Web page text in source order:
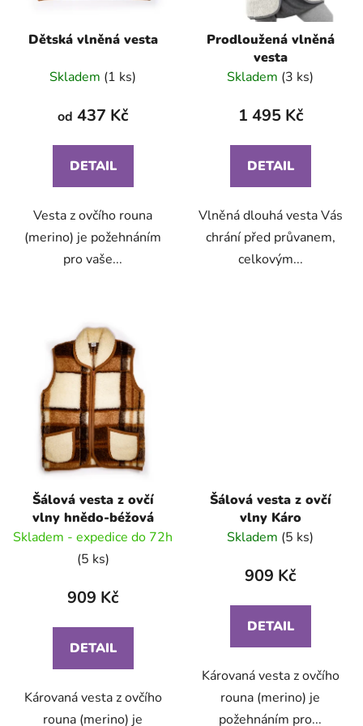
Dětská vlněná vesta
Skladem (1 ks)
od 437 Kč
DETAIL
Vesta z ovčího rouna
(merino) je požehnáním
pro vaše...
Prodloužená vlněná
vesta
Skladem (3 ks)
1 495 Kč
DETAIL
Vlněná dlouhá vesta Vás
chrání před průvanem,
celkovým...
Šálová vesta z ovčí
vlny hnědo-béžová
Skladem - expedice do 72h
(5 ks)
909 Kč
DETAIL
Károvaná vesta z ovčího
rouna (merino) je
Šálová vesta z ovčí
vlny Káro
Skladem (5 ks)
909 Kč
DETAIL
Károvaná vesta z ovčího
rouna (merino) je
požehnáním pro...